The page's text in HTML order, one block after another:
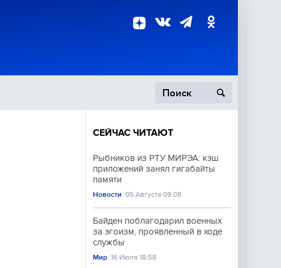
Происшествия
СЕЙЧАС ЧИТАЮТ
Рыбников из РТУ МИРЭА: кэш
приложений занял гигабайты
памяти
Новости 05 Августа 09:08
Байден поблагодарил военных
за эгоизм, проявленный в ходе
службы
Мир 16 Июля 18:58